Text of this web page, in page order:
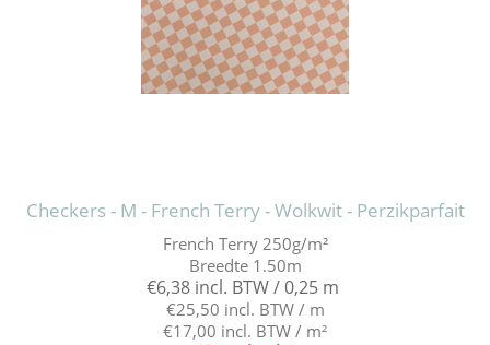
Checkers - M - French Terry - Wolkwit - Perzikparfait
French Terry 250g/m²
Breedte 1.50m
€6,38 incl. BTW / 0,25 m
€25,50 incl. BTW / m
€17,00 incl. BTW / m²